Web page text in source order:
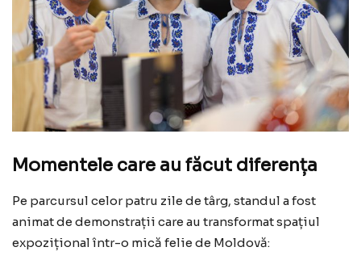
Momentele care au făcut diferența
Pe parcursul celor patru zile de târg, standul a fost
animat de demonstrații care au transformat spațiul
expozițional într-o mică felie de Moldovă: